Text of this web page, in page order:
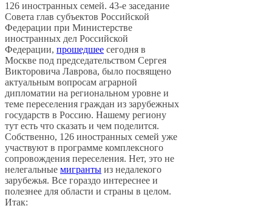
126 иностранных семей. 43-е заседание
Совета глав субъектов Российской
Федерации при Министерстве
иностранных дел Российской
Федерации, прошедшее сегодня в
Москве под председательством Сергея
Викторовича Лаврова, было посвящено
актуальным вопросам аграрной
дипломатии на региональном уровне и
теме переселения граждан из зарубежных
государств в Россию. Нашему региону
тут есть что сказать и чем поделится.
Собственно, 126 иностранных семей уже
участвуют в программе комплексного
сопровождения переселения. Нет, это не
нелегальные мигранты из недалекого
зарубежья. Все гораздо интереснее и
полезнее для области и страны в целом.
Итак: